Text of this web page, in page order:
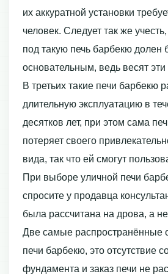
их аккуратной установки
человек. Следует так же
под такую печь барбекю долен
основательным, ведь весят эти
В третьих такие печи барбекю
длительную эксплуатацию в
десятков лет, при этом сама
потеряет своего
вида, так что ей смогут
При выборе уличной печи
спросите у продавца
была рассчитана на дрова, а не
Две самые распространённые
печи барбекю, это отсутствие
фундамента и заказ печи не